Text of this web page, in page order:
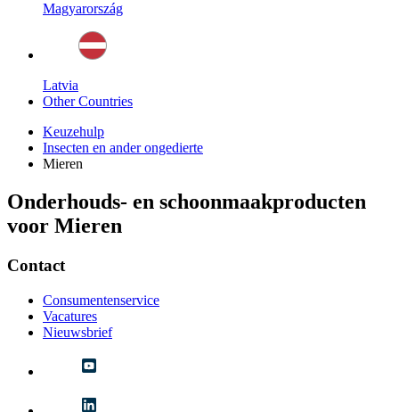
Magyarország
Latvia
Other Countries
Keuzehulp
Insecten en ander ongedierte
Mieren
Onderhouds- en schoonmaakproducten
voor Mieren
Contact
Consumentenservice
Vacatures
Nieuwsbrief